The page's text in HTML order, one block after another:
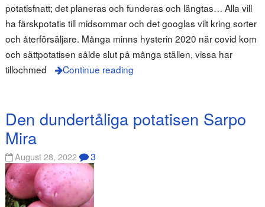
potatisfnatt; det planeras och funderas och längtas… Alla vill
ha färskpotatis till midsommar och det googlas vilt kring sorter
och återförsäljare. Många minns hysterin 2020 när covid kom
och sättpotatisen sålde slut på många ställen, vissa har
tillochmed
Continue reading
Den dundertåliga potatisen Sarpo
Mira
August 28, 2022 3